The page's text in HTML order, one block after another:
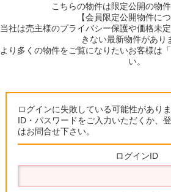
こちらの物件は限定公開の物件
【会員限定公開物件につ
当社は売主様のプライバシー保護や価格未
きない最新物件があり
より多くの物件をご覧になりたいお客様は
い。
ログインに失敗している可能性があり
ID・パスワードをご入力いただくか、
はお問合せ下さい。
ログインID